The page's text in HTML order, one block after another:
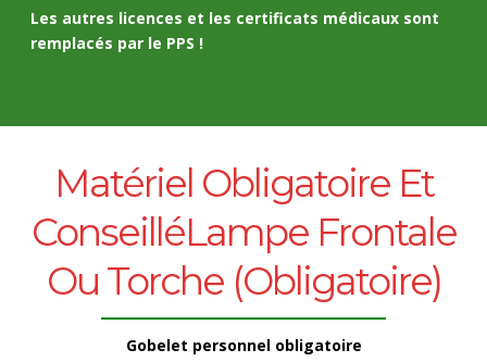
Les autres licences et les certificats médicaux sont
remplacés par le PPS !
Matériel Obligatoire Et
ConseilléLampe Frontale
Ou Torche (Obligatoire)
Gobelet personnel obligatoire